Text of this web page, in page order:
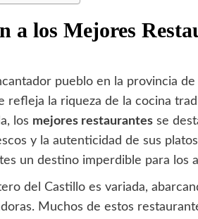
a los Mejores
pueblo en la provincia
refleja la riqueza de la cocina
los mejores restaurantes se
y la autenticidad de sus
un destino imperdible para los
del Castillo es variada,
Muchos de estos